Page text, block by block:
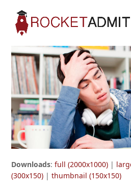
Downloads:full (2000x1000) |
(300x150) |thumbnail (150x150)